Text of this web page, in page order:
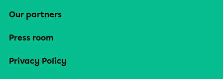
Our partners
Press room
Privacy Policy